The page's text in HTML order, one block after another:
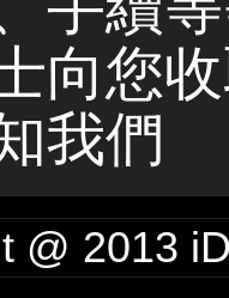
向您
我們
@ 2013